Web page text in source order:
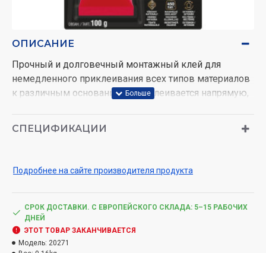
ОПИСАНИЕ
Прочный и долговечный монтажный клей для
немедленного приклеивания всех типов материалов
к различным основаниям. Приклеивается напрямую,
склеивания. Обладает высокой наполняющей
воздействие влаги и температур от -20°C до 80°C.
СПЕЦИФИКАЦИИ
Подробнее на сайте производителя продукта
СРОК ДОСТАВКИ. С ЕВРОПЕЙСКОГО СКЛАДА: 5–15 РАБОЧИХ
ДНЕЙ
ЭТОТ ТОВАР ЗАКАНЧИВАЕТСЯ
Модель: 20271